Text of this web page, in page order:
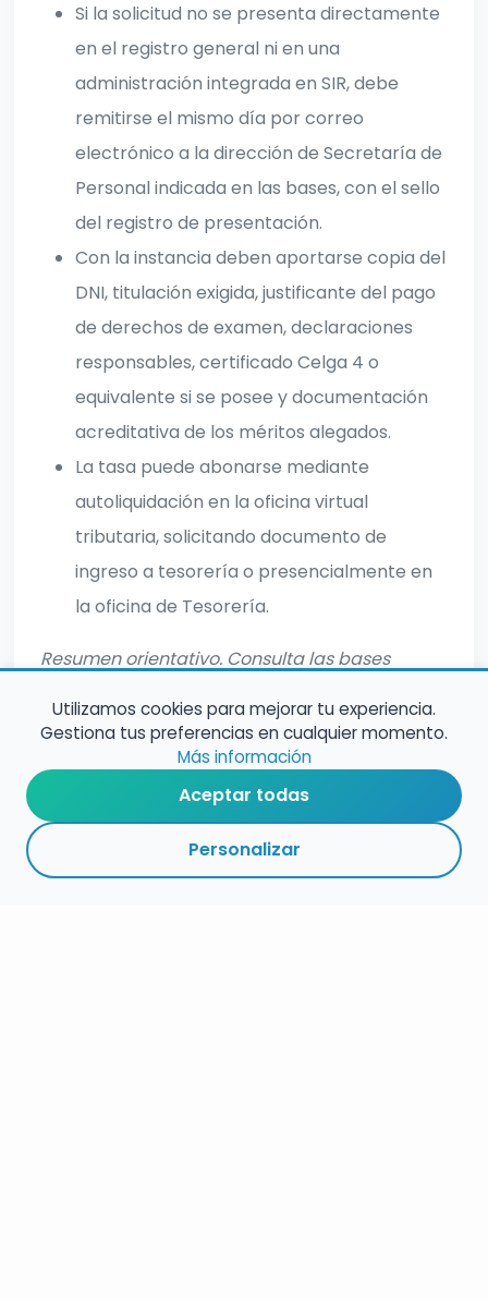
Si la solicitud no se presenta directamente
en el registro general ni en una
administración integrada en SIR, debe
remitirse el mismo día por correo
electrónico a la dirección de Secretaría de
Personal indicada en las bases, con el sello
del registro de presentación.
Con la instancia deben aportarse copia del
DNI, titulación exigida, justificante del pago
de derechos de examen, declaraciones
responsables, certificado Celga 4 o
equivalente si se posee y documentación
acreditativa de los méritos alegados.
La tasa puede abonarse mediante
autoliquidación en la oficina virtual
tributaria, solicitando documento de
ingreso a tesorería o presencialmente en
la oficina de Tesorería.
Resumen orientativo. Consulta las bases
RESUMEN PLAZOS ESPECIALIDAD ENLACES SEGUIR
Utilizamos cookies para mejorar tu experiencia.
Gestiona tus preferencias en cualquier momento.
Más información
Aceptar todas
Personalizar